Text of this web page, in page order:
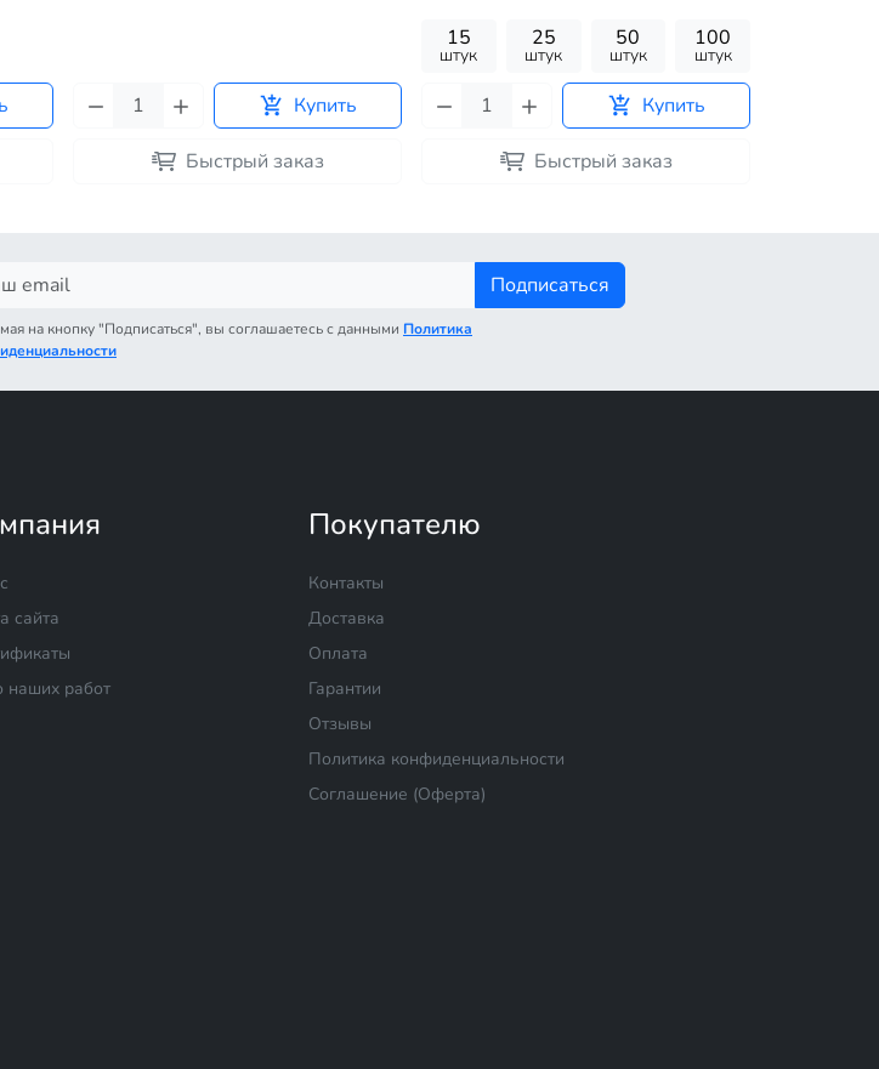
Купить
Быстрый заказ
15
штук
25
штук
50
штук
100
штук
Купить
Быстрый заказ
Подписаться
на кнопку "Подписаться", вы соглашаетесь с данными Политика
сайта
наших работ
Покупателю
Контакты
Доставка
Оплата
Гарантии
Отзывы
Политика конфиденциальности
Соглашение (Оферта)